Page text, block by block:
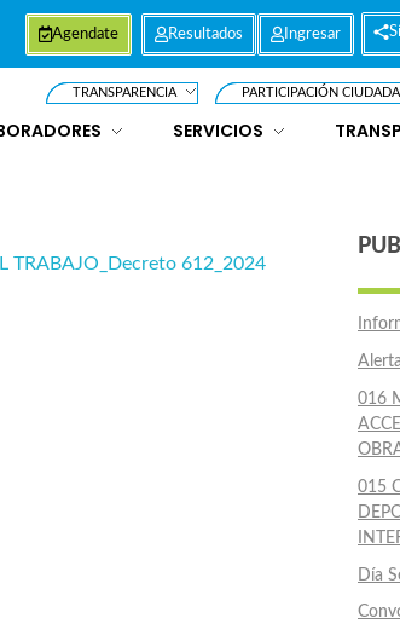
Agendate Resultados Ingresar
TRANSPARENCIA PARTICIPACIÓN
SERVICIOS
TRABAJO_Decreto 612_2024
016
015
Día